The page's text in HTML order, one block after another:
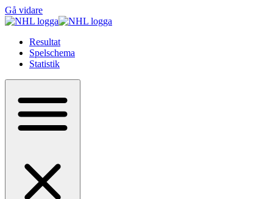
Gå vidare
Resultat
Spelschema
Statistik